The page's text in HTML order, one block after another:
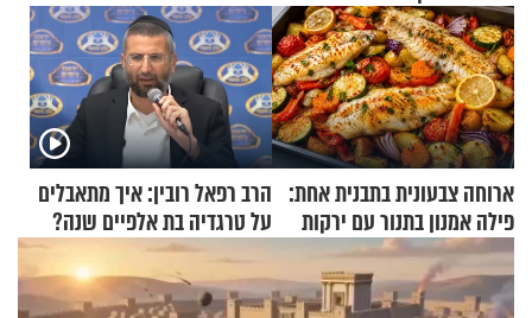
ארוחה צבעונית בתבנית אחת:
פילה אמנון בתנור עם ירקות
הרב רפאל רובין: איך מתאבלים
על טרגדיה בת אלפיים שנה?